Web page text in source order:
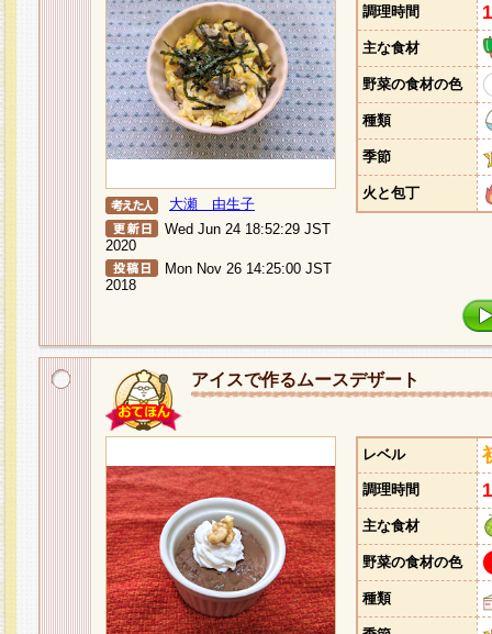
大瀬 由生子
Wed Jun 24 18:52:29 JST
2020
Mon Nov 26 14:25:00 JST
2018
調理時間
主な食材
野菜の食材の色
種類
季節
火と包丁
アイスで作るムースデザート
レベル
調理時間
主な食材
野菜の食材の色
種類